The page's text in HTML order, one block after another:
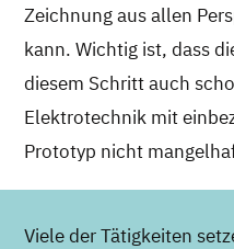
Zeichnung aus allen
kann. Wichtig ist, dass
diesem Schritt auch
Elektrotechnik mit
Prototyp nicht
Viele der Tätigkeiten